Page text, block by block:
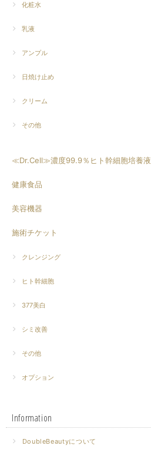
化粧水
乳液
アンプル
日焼け止め
クリーム
その他
≪Dr.Cell≫濃度99.9％ヒト幹細胞培養液
健康食品
美容機器
施術チケット
クレンジング
ヒト幹細胞
377美白
シミ改善
その他
オプション
Information
DoubleBeautyについて